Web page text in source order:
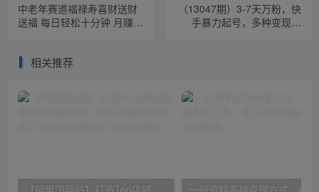
中老年赛道福禄寿喜财送财
送福 每日轻松十分钟 月赚米
（13047期）3-7天万粉，快
手暴力起号，多种变现方
相关推荐